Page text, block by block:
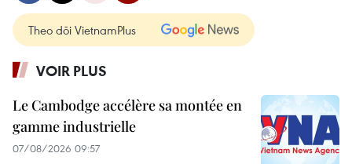
Theo dõi VietnamPlus
VOIR PLUS
Le Cambodge accélère sa montée en
gamme industrielle
07/08/2026 09:57